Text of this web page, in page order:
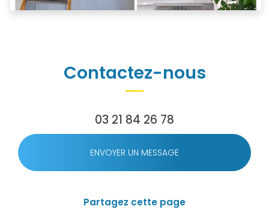
Contactez-nous
03 21 84 26 78
ENVOYER UN MESSAGE
Partagez cette page